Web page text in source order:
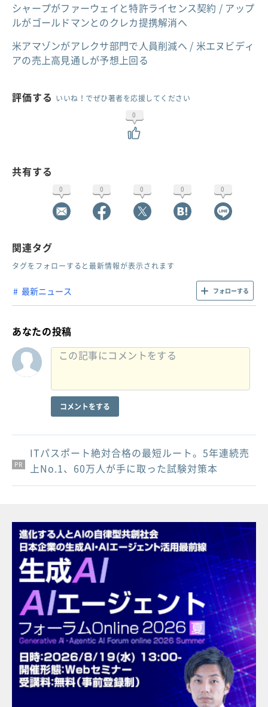
シャープがファーウェイと特許ライセンス契約 / アップ
ルがゴールドマンとのクレカ提携解消へ
米アマゾンがアレクサ部門で人員削減へ / 米エヌビディ
アの売上高見通しが予想上回る
評価する いいね！でぜひ著者を応援してください
0
共有する
0 0 0 0 0
関連タグ
タグをフォローすると最新情報が表示されます
最新ニュース フォローする
あなたの投稿
コメントをする
PR
PR
PR
ITパスポート絶対合格の最短ルート。5年連続売
上No.1、60万人が手に取った試験対策本